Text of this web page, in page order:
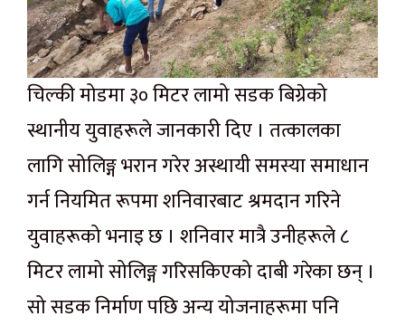
चिल्की मोडमा ३० मिटर लामो सडक बिग्रेको
स्थानीय युवाहरूले जानकारी दिए । तत्कालका
लागि सोलिङ्ग भरान गरेर अस्थायी समस्या समाधान
गर्न नियमित रूपमा शनिवारबाट श्रमदान गरिने
युवाहरूको भनाइ छ । शनिवार मात्रै उनीहरूले ८
मिटर लामो सोलिङ्ग गरिसकिएको दाबी गरेका छन् ।
सो सडक निर्माण पछि अन्य योजनाहरूमा पनि